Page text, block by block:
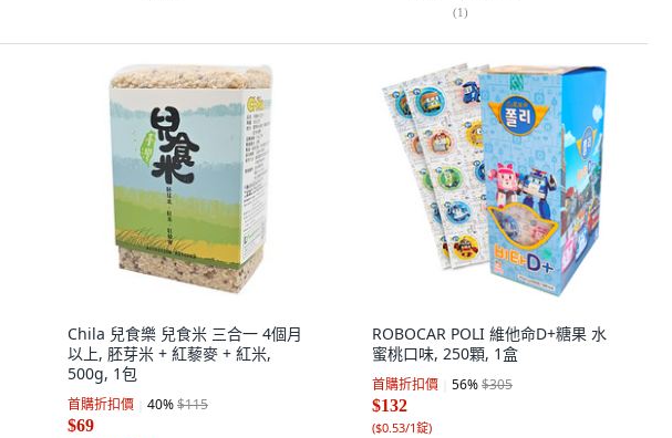
(1)
Chila 兒食樂 兒食米 三合一 4個月
以上, 胚芽米 + 紅藜麥 + 紅米,
500g, 1包
首購折扣價 40%$115
$69
ROBOCAR POLI 維他命D+糖果 水
蜜桃口味, 250顆, 1盒
首購折扣價 56%$305
$132
($0.53/1錠)